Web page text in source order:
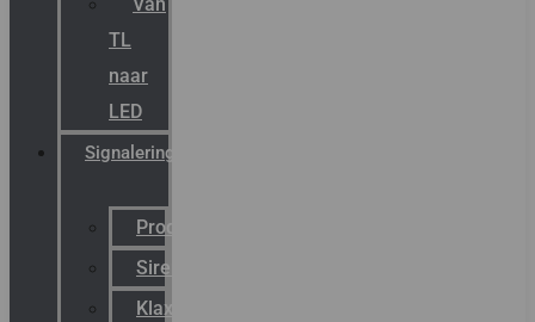
TL
naar
LED
Signalering
Productcatalogus
Sirena
Klaxon